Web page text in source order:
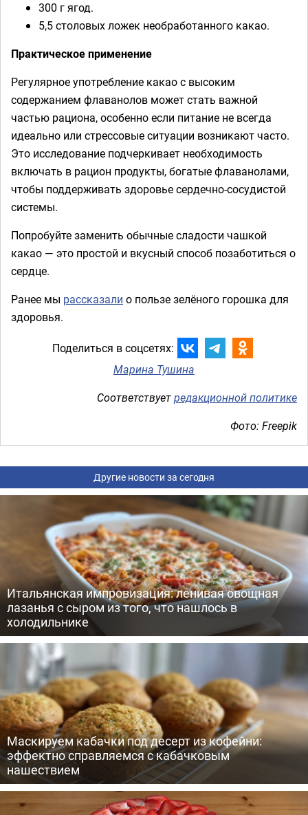
300 г ягод.
5,5 столовых ложек необработанного какао.
Практическое применение
Регулярное употребление какао с высоким
содержанием флаванолов может стать важной
частью рациона, особенно если питание не всегда
идеально или стрессовые ситуации возникают часто.
Это исследование подчеркивает необходимость
включать в рацион продукты, богатые флаванолами,
чтобы поддерживать здоровье сердечно-сосудистой
системы.
Попробуйте заменить обычные сладости чашкой
какао — это простой и вкусный способ позаботиться о
сердце.
Ранее мы рассказали о пользе зелёного горошка для
здоровья.
Поделиться в соцсетях:
Марина Тушина
Соответствуетредакционной политике
Фото: Freepik
Другие новости за сегодня
Итальянская импровизация: ленивая овощная
лазанья с сыром из того, что нашлось в
холодильнике
Маскируем кабачки под десерт из кофейни:
эффектно справляемся с кабачковым
нашествием